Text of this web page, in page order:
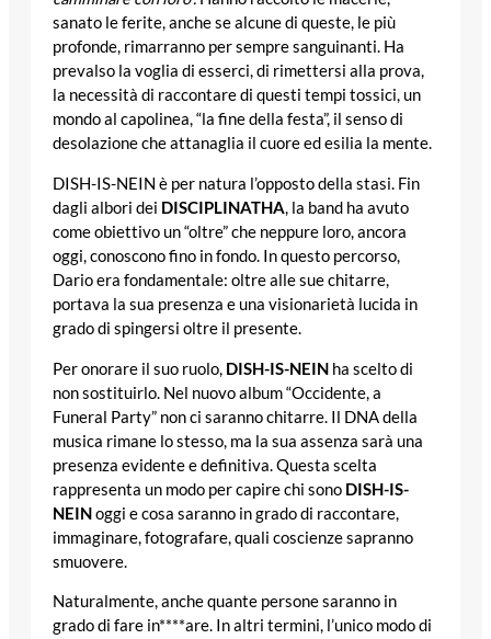
sanato le ferite, anche se alcune di queste, le più
profonde, rimarranno per sempre sanguinanti. Ha
prevalso la voglia di esserci, di rimettersi alla prova,
la necessità di raccontare di questi tempi tossici, un
mondo al capolinea, “la fine della festa”, il senso di
desolazione che attanaglia il cuore ed esilia la mente.
DISH-IS-NEIN è per natura l’opposto della stasi. Fin
dagli albori dei DISCIPLINATHA, la band ha avuto
come obiettivo un “oltre” che neppure loro, ancora
oggi, conoscono fino in fondo. In questo percorso,
Dario era fondamentale: oltre alle sue chitarre,
portava la sua presenza e una visionarietà lucida in
grado di spingersi oltre il presente.
Per onorare il suo ruolo, DISH-IS-NEIN ha scelto di
non sostituirlo. Nel nuovo album “Occidente, a
Funeral Party” non ci saranno chitarre. Il DNA della
musica rimane lo stesso, ma la sua assenza sarà una
presenza evidente e definitiva. Questa scelta
rappresenta un modo per capire chi sono DISH-IS-
NEINoggi e cosa saranno in grado di raccontare,
immaginare, fotografare, quali coscienze sapranno
smuovere.
Naturalmente, anche quante persone saranno in
grado di fare in****are. In altri termini, l’unico modo di